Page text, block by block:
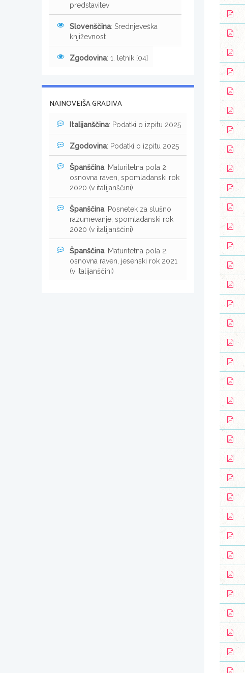
predstavitev
Slovenščina: Srednjeveška
književnost
Zgodovina: 1. letnik [04]
NAJNOVEJŠA GRADIVA
Italijanščina: Podatki o izpitu 2025
Zgodovina: Podatki o izpitu 2025
Španščina: Maturitetna pola 2,
osnovna raven, spomladanski rok
2020 (v italijanščini)
Španščina: Posnetek za slušno
razumevanje, spomladanski rok
2020 (v italijanščini)
Španščina: Maturitetna pola 2,
osnovna raven, jesenski rok 2021
(v italijanščini)